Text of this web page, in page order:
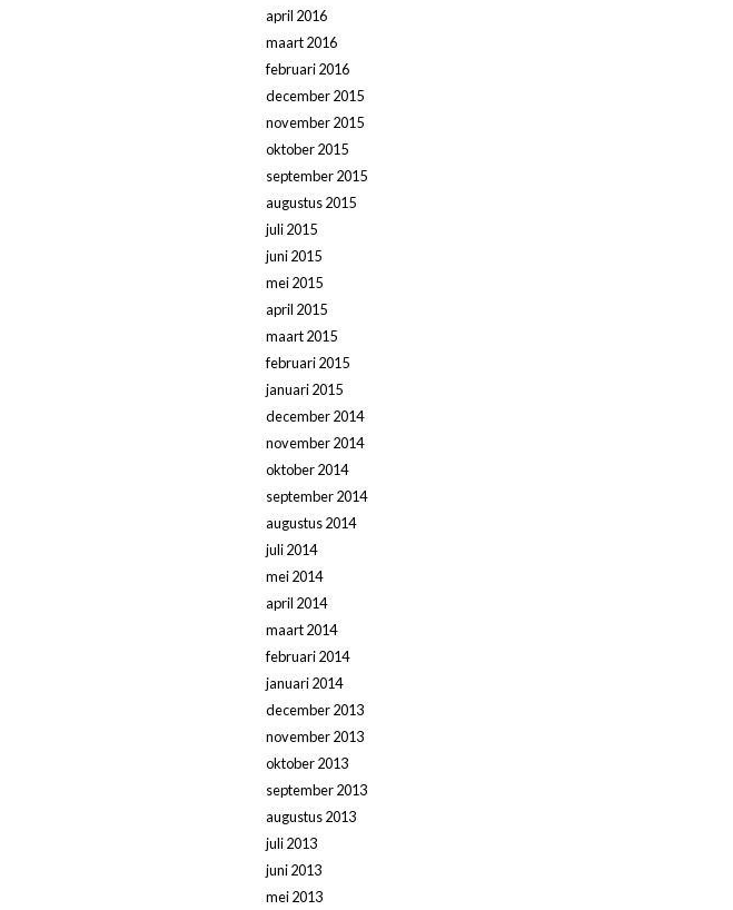
april 2016
maart 2016
februari 2016
december 2015
november 2015
oktober 2015
september 2015
augustus 2015
juli 2015
juni 2015
mei 2015
april 2015
maart 2015
februari 2015
januari 2015
december 2014
november 2014
oktober 2014
september 2014
augustus 2014
juli 2014
mei 2014
april 2014
maart 2014
februari 2014
januari 2014
december 2013
november 2013
oktober 2013
september 2013
augustus 2013
juli 2013
juni 2013
mei 2013